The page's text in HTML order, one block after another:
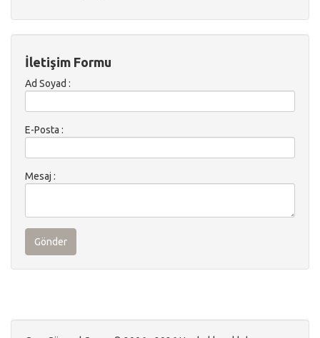
İletişim Formu
Ad Soyad :
E-Posta :
Mesaj :
Gönder